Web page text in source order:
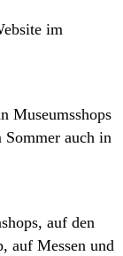
im
Museumsshops
auch in
auf den
auf Messen und